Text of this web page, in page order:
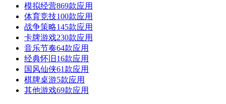
模拟经营869款应用
体育竞技100款应用
战争策略145款应用
卡牌游戏230款应用
音乐节奏64款应用
经典怀旧 16款应用
国风仙侠61款应用
棋牌桌游5款应用
其他游戏69款应用